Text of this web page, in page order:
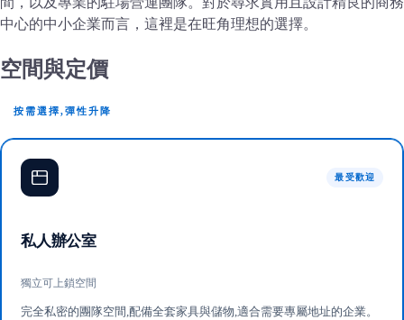
中心的中小企業而言，這裡是在旺角理想的選擇。
空間與定價
按需選擇,彈性升降
最受歡迎
私人辦公室
獨立可上鎖空間
完全私密的團隊空間,配備全套家具與儲物,適合需要專屬地址的企業。